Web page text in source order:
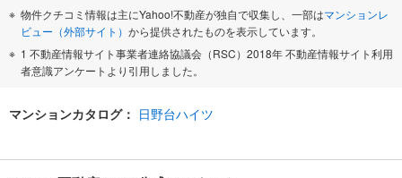
物件クチコミ情報は主にYahoo!不動産が独自で収集し、一部はマンションレ
ビュー（外部サイト） から提供されたものを表示しています。
1 不動産情報サイト事業者連絡協議会（RSC）2018年 不動産情報サイト利用
者意識アンケートより引用しました。
マンションカタログ： 日野台ハイツ